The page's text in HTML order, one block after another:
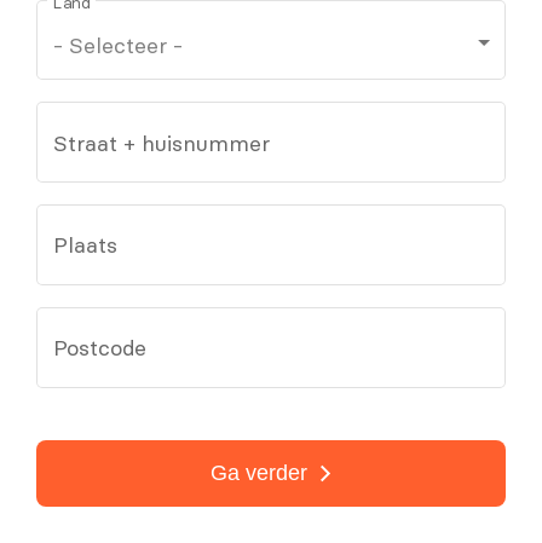
Straat + huisnummer
Plaats
Postcode
Ga verder